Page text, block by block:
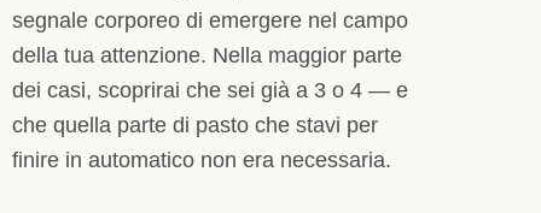
segnale corporeo di emergere nel campo
della tua attenzione. Nella maggior parte
dei casi, scoprirai che sei già a 3 o 4 — e
che quella parte di pasto che stavi per
finire in automatico non era necessaria.